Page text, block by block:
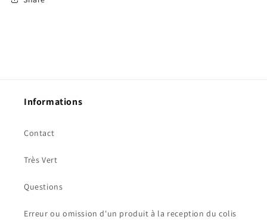
Informations
Contact
Très Vert
Questions
Erreur ou omission d'un produit à la reception du colis